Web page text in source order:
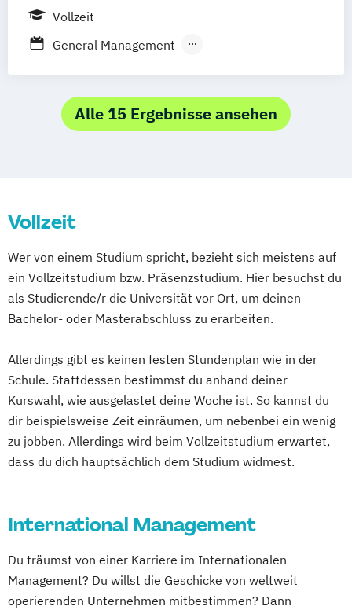
Paris
Vollzeit
General Management
Innovation
Alle 15 Ergebnisse ansehen
Vollzeit
Wer von einem Studium spricht, bezieht sich meistens auf
ein Vollzeitstudium bzw. Präsenzstudium. Hier besuchst du
als Studierende/r die Universität vor Ort, um deinen
Bachelor- oder Masterabschluss zu erarbeiten.
Allerdings gibt es keinen festen Stundenplan wie in der
Schule. Stattdessen bestimmst du anhand deiner
Kurswahl, wie ausgelastet deine Woche ist. So kannst du
dir beispielsweise Zeit einräumen, um nebenbei ein wenig
zu jobben. Allerdings wird beim Vollzeitstudium erwartet,
dass du dich hauptsächlich dem Studium widmest.
International Management
Du träumst von einer Karriere im Internationalen
Management? Du willst die Geschicke von weltweit
operierenden Unternehmen mitbestimmen? Dann